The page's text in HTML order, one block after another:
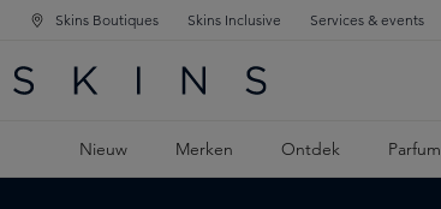
NAVIGATIE
DE HOOFDINHOUD
Skins Boutiques Skins Inclusive Services & events
Nieuw Merken Ontdek Parfum